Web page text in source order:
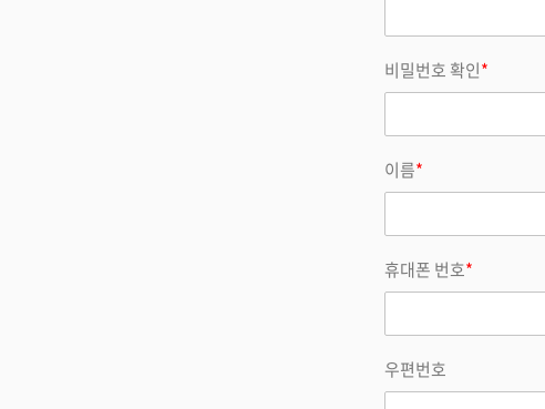
비밀번호 확인*
이름*
휴대폰 번호*
우편번호